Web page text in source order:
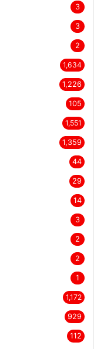
3
3
2
1,634
1,226
105
1,551
1,359
44
29
14
3
2
2
1
1,172
929
112